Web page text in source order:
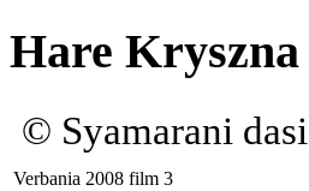
Hare Kryszna
© Syamarani dasi
Verbania 2008 film 3